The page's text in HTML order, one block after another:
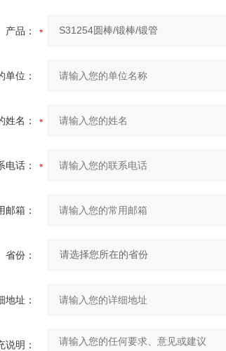
产品：
单位：
姓名：
电话：
邮箱：
省份：
地址：
说明：